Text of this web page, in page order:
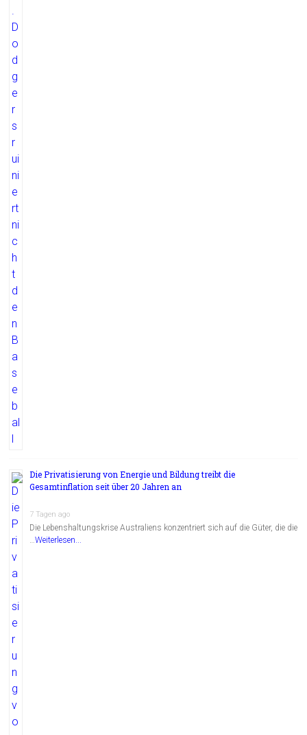
Die Privatisierung von Energie und Bildung treibt die
Gesamtinflation seit über 20 Jahren an
7 Tagen ago
Die Lebenshaltungskrise Australiens konzentriert sich auf die Güter, die die
…Weiterlesen...